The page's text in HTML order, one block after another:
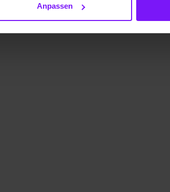
Anpassen